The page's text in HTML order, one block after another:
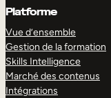
Platforme
Vue d’ensemble
Gestion de la formation
Skills Intelligence
Marché des contenus
Intégrations